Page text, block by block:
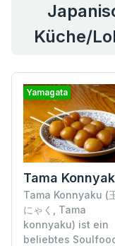
Küche/
Yamagata
Tama
Tama Konnyaku (
にゃく, Tama
konnyaku) ist ein
beliebtes